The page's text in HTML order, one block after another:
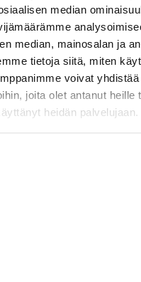
median
median, mainosalan ja
tietoja siitä, miten
voivat yhdistää
joita olet antanut heille
heidän palvelujaan.
vinkit ja